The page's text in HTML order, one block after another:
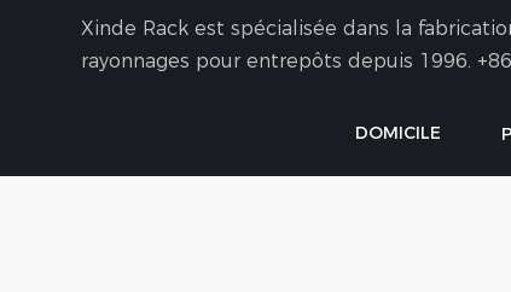
Xinde Rack est spécialisée dans la
rayonnages pour entrepôts depuis 1996.
DOMICILE